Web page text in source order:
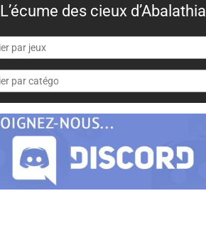
L’écume des cieux d’Abalathia